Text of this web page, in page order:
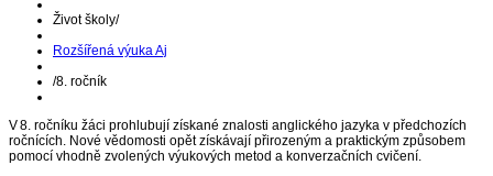
Život školy/
Rozšířená výuka Aj
/8. ročník
V 8. ročníku žáci prohlubují získané znalosti anglického jazyka v předchozích
ročnících. Nové vědomosti opět získávají přirozeným a praktickým způsobem
pomocí vhodně zvolených výukových metod a konverzačních cvičení.